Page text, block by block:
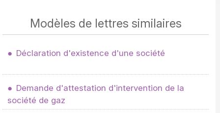
Modèles de lettres similaires
Déclaration d'existence d'une société
Demande d'attestation d'intervention de la
société de gaz